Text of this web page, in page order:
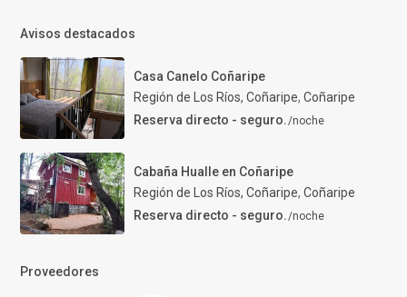
Avisos destacados
Casa Canelo Coñaripe
Región de Los Ríos, Coñaripe, Coñaripe
Reserva directo - seguro./noche
Cabaña Hualle en Coñaripe
Región de Los Ríos, Coñaripe, Coñaripe
Reserva directo - seguro./noche
Proveedores